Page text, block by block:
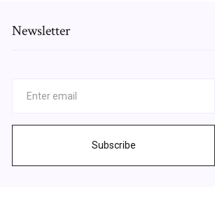
Newsletter
Subscribe